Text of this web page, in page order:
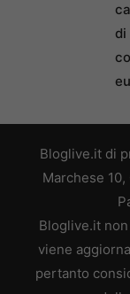
di
Bloglive.it di
Marchese
Bloglive.it
viene
pertanto